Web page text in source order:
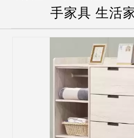
手家具 生活